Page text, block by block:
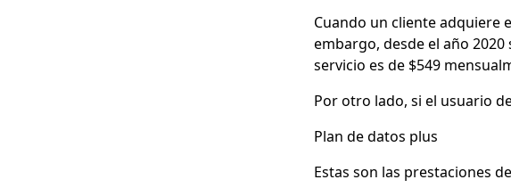
Cuando un cliente adquiere
embargo, desde el año
servicio es de $549
Por otro lado, si el usuario
Plan de datos plus
Estas son las prestaciones